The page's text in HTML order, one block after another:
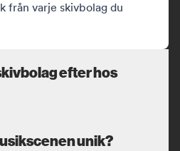
från varje skivbolag du
efter hos
unik?